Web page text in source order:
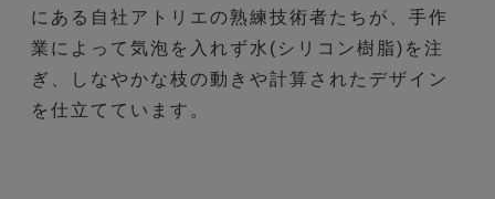
にある自社アトリエの熟練技術者たちが、手作
業によって気泡を入れず水(シリコン樹脂)を注
ぎ、しなやかな枝の動きや計算されたデザイン
を仕立てています。